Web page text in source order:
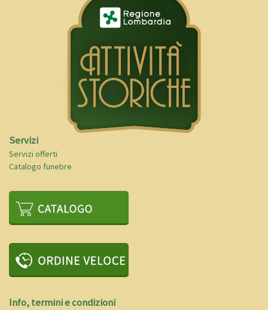
Servizi
Servizi offerti
Catalogo funebre
Info, termini e condizioni